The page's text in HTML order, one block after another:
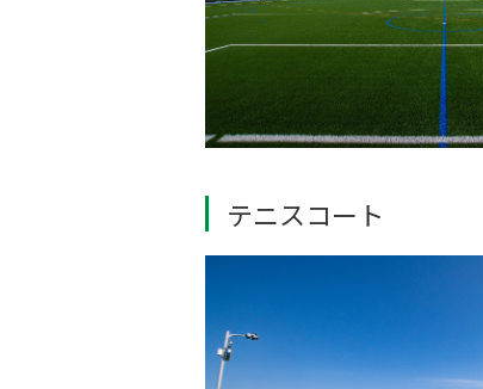
テニスコート